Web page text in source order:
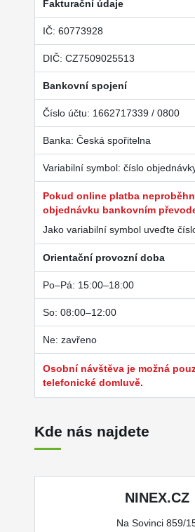
Fakturační údaje
IČ: 60773928
DIČ: CZ7509025513
Bankovní spojení
Číslo účtu: 1662717339 / 0800
Banka: Česká spořitelna
Variabilní symbol: číslo
Pokud online platba
objednávku bankovním
Jako variabilní symbol uveďte
Orientační provozní doba
Po–Pá: 15:00–18:00
So: 08:00–12:00
Ne: zavřeno
Osobní návštěva je možná
telefonické domluvě.
Kde nás najdete
NINEX.CZ
Na Sovinci 859/